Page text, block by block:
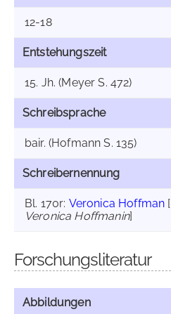
12-18
Entstehungszeit
15. Jh. (Meyer S. 472)
Schreibsprache
bair. (Hofmann S. 135)
Schreibernennung
Bl. 170r: Veronica Hoffman [
Veronica Hoffmanin]
Forschungsliteratur
Abbildungen